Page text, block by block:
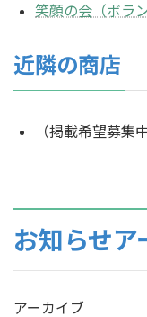
笑顔の会（ボラ
近隣の商店
（掲載希望募集
お知らせア
アーカイブ